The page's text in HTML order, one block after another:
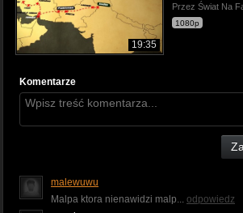
19:35
Przez Świat Na
1080p
Komentarze
malewuwu
Malpa ktora nienawidzi malp... odpowiedz